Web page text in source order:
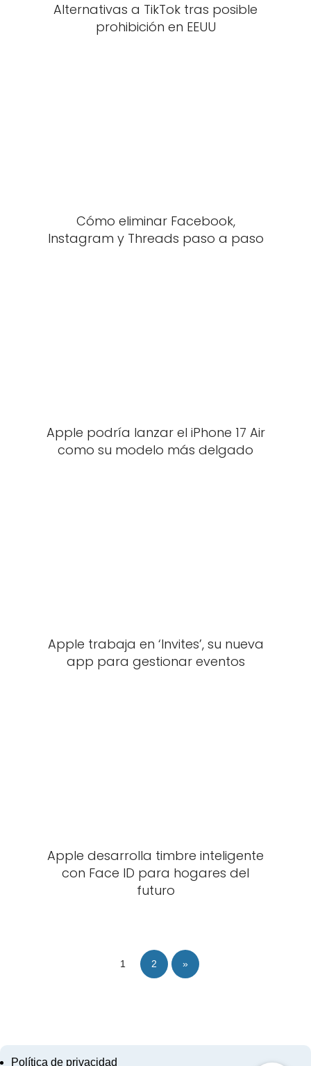
Alternativas a TikTok tras posible
prohibición en EEUU
Cómo eliminar Facebook,
Instagram y Threads paso a paso
Apple podría lanzar el iPhone 17 Air
como su modelo más delgado
Apple trabaja en ‘Invites’, su nueva
app para gestionar eventos
Apple desarrolla timbre inteligente
con Face ID para hogares del
futuro
1 2 »
Política de privacidad